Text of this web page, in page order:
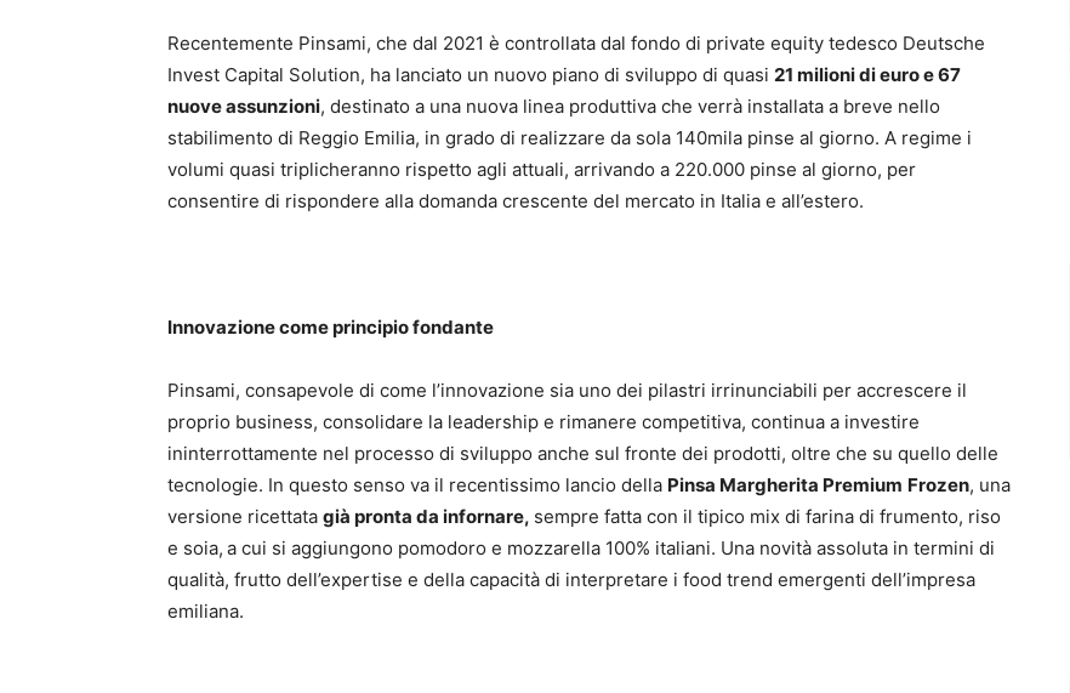
Recentemente Pinsami, che dal 2021 è controllata dal fondo di private equity tedesco Deutsche
Invest Capital Solution, ha lanciato un nuovo piano di sviluppo di quasi 21 milioni di euro e 67
nuove assunzioni, destinato a una nuova linea produttiva che verrà installata a breve nello
stabilimento di Reggio Emilia, in grado di realizzare da sola 140mila pinse al giorno. A regime i
volumi quasi triplicheranno rispetto agli attuali, arrivando a 220.000 pinse al giorno, per
consentire di rispondere alla domanda crescente del mercato in Italia e all’estero.
Innovazione come principio fondante
Pinsami, consapevole di come l’innovazione sia uno dei pilastri irrinunciabili per accrescere il
proprio business, consolidare la leadership e rimanere competitiva, continua a investire
ininterrottamente nel processo di sviluppo anche sul fronte dei prodotti, oltre che su quello delle
tecnologie. In questo senso va il recentissimo lancio della Pinsa Margherita Premium Frozen, una
versione ricettata già pronta da infornare, sempre fatta con il tipico mix di farina di frumento, riso
e soia, a cui si aggiungono pomodoro e mozzarella 100% italiani. Una novità assoluta in termini di
qualità, frutto dell’expertise e della capacità di interpretare i food trend emergenti dell’impresa
emiliana.